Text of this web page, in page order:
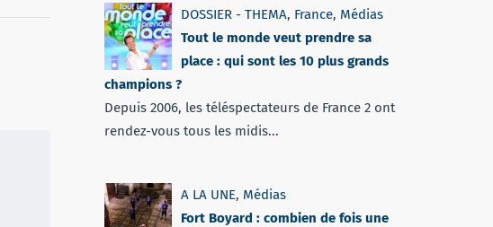
DOSSIER - THEMA, France, Médias
Tout le monde veut prendre sa
place : qui sont les 10 plus grands
champions ?
Depuis 2006, les téléspectateurs de France 2 ont
rendez-vous tous les midis...
A LA UNE, Médias
Fort Boyard : combien de fois une